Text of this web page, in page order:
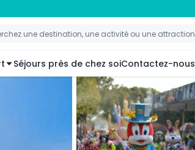
Séjours près de chez soiContactez-nous